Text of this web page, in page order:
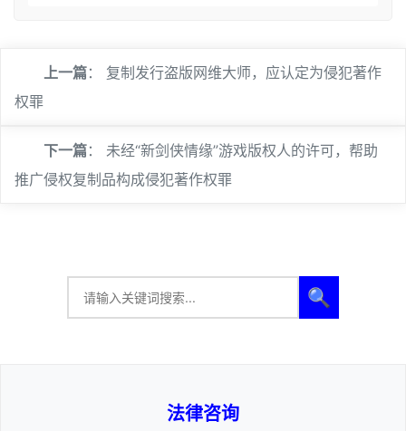
上一篇： 复制发行盗版网维大师，应认定为侵犯著作
权罪
下一篇： 未经“新剑侠情缘”游戏版权人的许可，帮助
推广侵权复制品构成侵犯著作权罪
🔍
法律咨询